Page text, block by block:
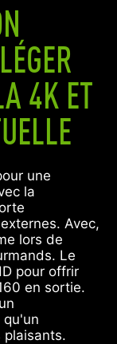
4K ET
une
la
Avec,
lors de
Le
pour offrir
en sortie.
plaisants.